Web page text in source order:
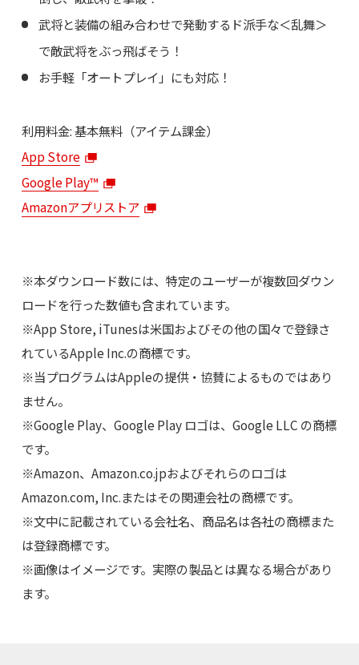
武将と装備の組み合わせで発動するド派手な＜乱舞＞
で敵武将をぶっ飛ばそう！
お手軽「オートプレイ」にも対応！
利用料金: 基本無料（アイテム課金）
App Store
Google Play™
Amazonアプリストア
※本ダウンロード数には、特定のユーザーが複数回ダウン
ロードを行った数値も含まれています。
※App Store, iTunesは米国およびその他の国々で登録さ
れているApple Inc.の商標です。
※当プログラムはAppleの提供・協賛によるものではあり
ません。
※Google Play、Google Play ロゴは、Google LLC の商標
です。
※Amazon、Amazon.co.jpおよびそれらのロゴは
Amazon.com, Inc.またはその関連会社の商標です。
※文中に記載されている会社名、商品名は各社の商標また
は登録商標です。
※画像はイメージです。実際の製品とは異なる場合があり
ます。